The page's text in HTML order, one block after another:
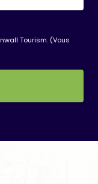
Tourism. (Vous